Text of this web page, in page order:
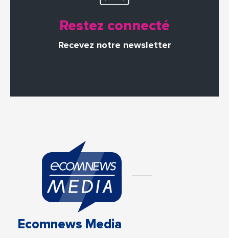
Restez connecté
Recevez notre newsletter
Ecomnews Media